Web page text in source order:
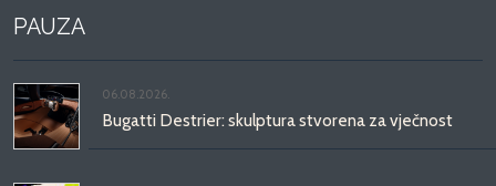
PAUZA
06.08.2026.
Bugatti Destrier: skulptura stvorena za vječnost